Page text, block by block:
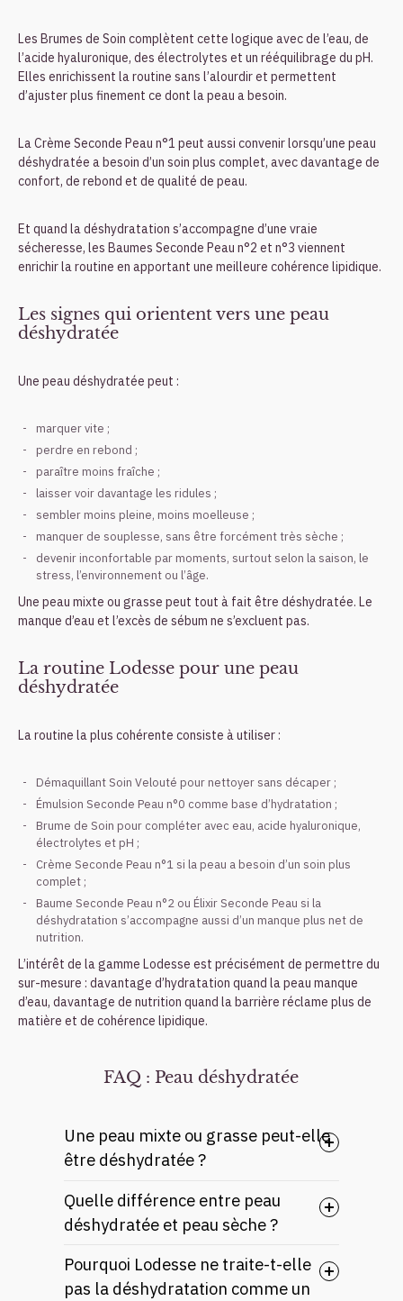
Les Brumes de Soin complètent cette logique avec de l’eau, de
l’acide hyaluronique, des électrolytes et un rééquilibrage du pH.
Elles enrichissent la routine sans l’alourdir et permettent
d’ajuster plus finement ce dont la peau a besoin.
La Crème Seconde Peau n°1 peut aussi convenir lorsqu’une peau
déshydratée a besoin d’un soin plus complet, avec davantage de
confort, de rebond et de qualité de peau.
Et quand la déshydratation s’accompagne d’une vraie
sécheresse, les Baumes Seconde Peau n°2 et n°3 viennent
enrichir la routine en apportant une meilleure cohérence lipidique.
Les signes qui orientent vers une peau
déshydratée
Une peau déshydratée peut :
marquer vite ;
perdre en rebond ;
paraître moins fraîche ;
laisser voir davantage les ridules ;
sembler moins pleine, moins moelleuse ;
manquer de souplesse, sans être forcément très sèche ;
devenir inconfortable par moments, surtout selon la saison, le
stress, l’environnement ou l’âge.
Une peau mixte ou grasse peut tout à fait être déshydratée. Le
manque d’eau et l’excès de sébum ne s’excluent pas.
La routine Lodesse pour une peau
déshydratée
La routine la plus cohérente consiste à utiliser :
Démaquillant Soin Velouté pour nettoyer sans décaper ;
Émulsion Seconde Peau n°0 comme base d’hydratation ;
Brume de Soin pour compléter avec eau, acide hyaluronique,
électrolytes et pH ;
Crème Seconde Peau n°1 si la peau a besoin d’un soin plus
complet ;
Baume Seconde Peau n°2 ou Élixir Seconde Peau si la
déshydratation s’accompagne aussi d’un manque plus net de
nutrition.
L’intérêt de la gamme Lodesse est précisément de permettre du
sur-mesure : davantage d’hydratation quand la peau manque
d’eau, davantage de nutrition quand la barrière réclame plus de
matière et de cohérence lipidique.
FAQ : Peau déshydratée
Une peau mixte ou grasse peut-elle
être déshydratée ?
Quelle différence entre peau
déshydratée et peau sèche ?
Pourquoi Lodesse ne traite-t-elle
pas la déshydratation comme un